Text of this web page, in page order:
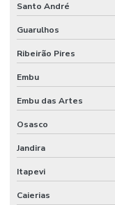
Santo André
Guarulhos
Ribeirão Pires
Embu
Embu das Artes
Osasco
Jandira
Itapevi
Caierias